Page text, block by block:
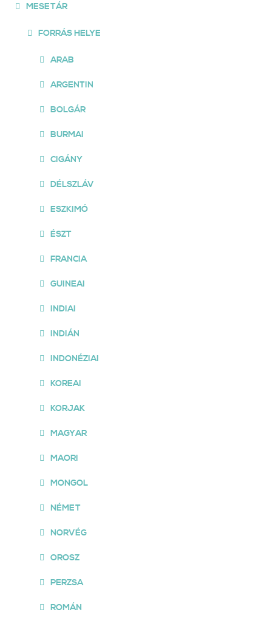
MESETÁR
FORRÁS HELYE
ARAB
ARGENTIN
BOLGÁR
BURMAI
CIGÁNY
DÉLSZLÁV
ESZKIMÓ
ÉSZT
FRANCIA
GUINEAI
INDIAI
INDIÁN
INDONÉZIAI
KOREAI
KORJAK
MAGYAR
MAORI
MONGOL
NÉMET
NORVÉG
OROSZ
PERZSA
ROMÁN